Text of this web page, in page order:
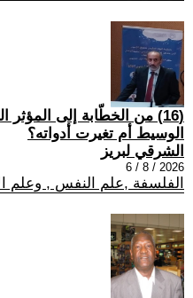
(16) من الخطّابة إلى
الوسيط أم تغيرت أدواته؟
الشرقي لبريز
2026 / 8 / 6
الفلسفة ,علم النفس , وعلم